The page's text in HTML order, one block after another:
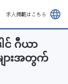
求人掲載はこちら language
ါင် ဂီယာ
ျားအတွက်